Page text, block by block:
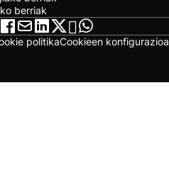
berriak
politikaCookieen konfigurazioa